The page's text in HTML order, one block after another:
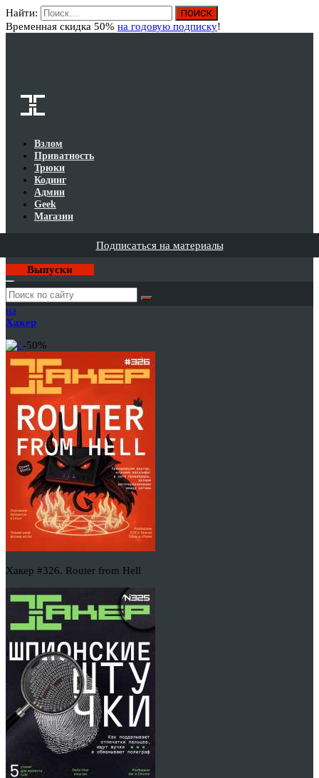
Найти:
Временная скидка 50% на годовую подписку!
Взлом
Приватность
Трюки
Кодинг
Админ
Geek
Магазин
Подписаться на материалы
Выпуски
Годовая
подписка
на
Хакер
-50%
Хакер #326. Router from Hell